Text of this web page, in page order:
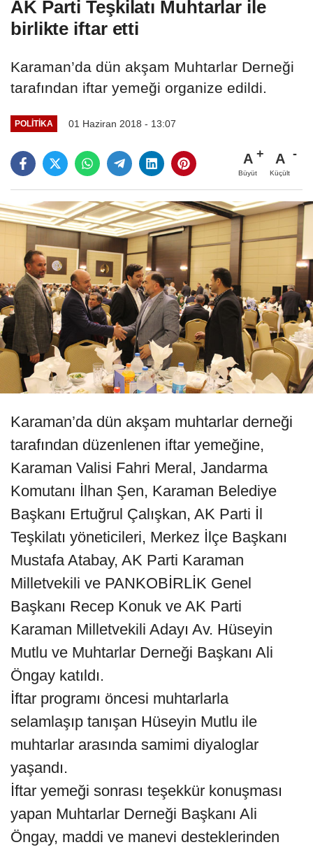
AK Parti Teşkilatı Muhtarlar ile
birlikte iftar etti
Karaman’da dün akşam Muhtarlar Derneği
tarafından iftar yemeği organize edildi.
POLITIKA 01 Haziran 2018 - 13:07
A
Büyüt
A
Küçült
Karaman’da dün akşam muhtarlar derneği
tarafından düzenlenen iftar yemeğine,
Karaman Valisi Fahri Meral, Jandarma
Komutanı İlhan Şen, Karaman Belediye
Başkanı Ertuğrul Çalışkan, AK Parti İl
Teşkilatı yöneticileri, Merkez İlçe Başkanı
Mustafa Atabay, AK Parti Karaman
Milletvekili ve PANKOBİRLİK Genel
Başkanı Recep Konuk ve AK Parti
Karaman Milletvekili Adayı Av. Hüseyin
Mutlu ve Muhtarlar Derneği Başkanı Ali
Öngay katıldı.
İftar programı öncesi muhtarlarla
selamlaşıp tanışan Hüseyin Mutlu ile
muhtarlar arasında samimi diyaloglar
yaşandı.
İftar yemeği sonrası teşekkür konuşması
yapan Muhtarlar Derneği Başkanı Ali
Öngay, maddi ve manevi desteklerinden